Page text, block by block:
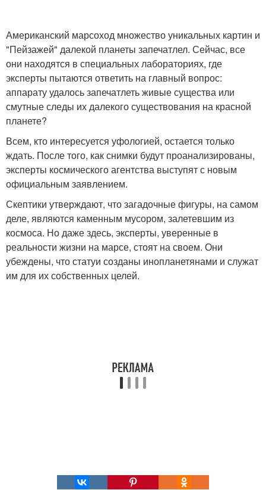
Американский марсоход множество уникальных картин и
"Пейзажей" далекой планеты запечатлел. Сейчас, все
они находятся в специальных лабораториях, где
эксперты пытаются ответить на главный вопрос:
аппарату удалось запечатлеть живые существа или
смутные следы их далекого существования на красной
планете?
Всем, кто интересуется уфологией, остается только
ждать. После того, как снимки будут проанализированы,
эксперты космического агентства выступят с новым
официальным заявлением.
Скептики утверждают, что загадочные фигуры, на самом
деле, являются каменным мусором, залетевшим из
космоса. Но даже здесь, эксперты, уверенные в
реальности жизни на марсе, стоят на своем. Они
убеждены, что статуи созданы инопланетянами и служат
им для их собственных целей.